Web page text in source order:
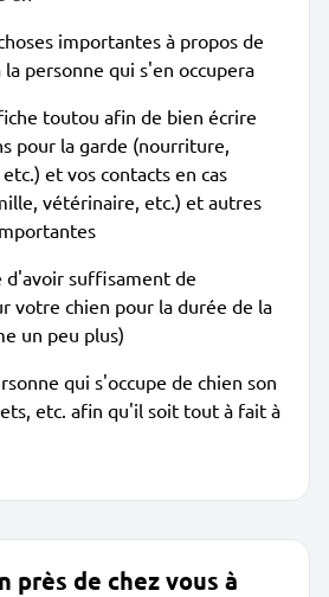
importantes à propos de
personne qui s'en occupera
toutou afin de bien écrire
pour la garde (nourriture,
et vos contacts en cas
vétérinaire, etc.) et autres
d'avoir suffisament de
votre chien pour la durée de la
un peu plus)
qui s'occupe de chien son
etc. afin qu'il soit tout à fait à
près de chez vous à